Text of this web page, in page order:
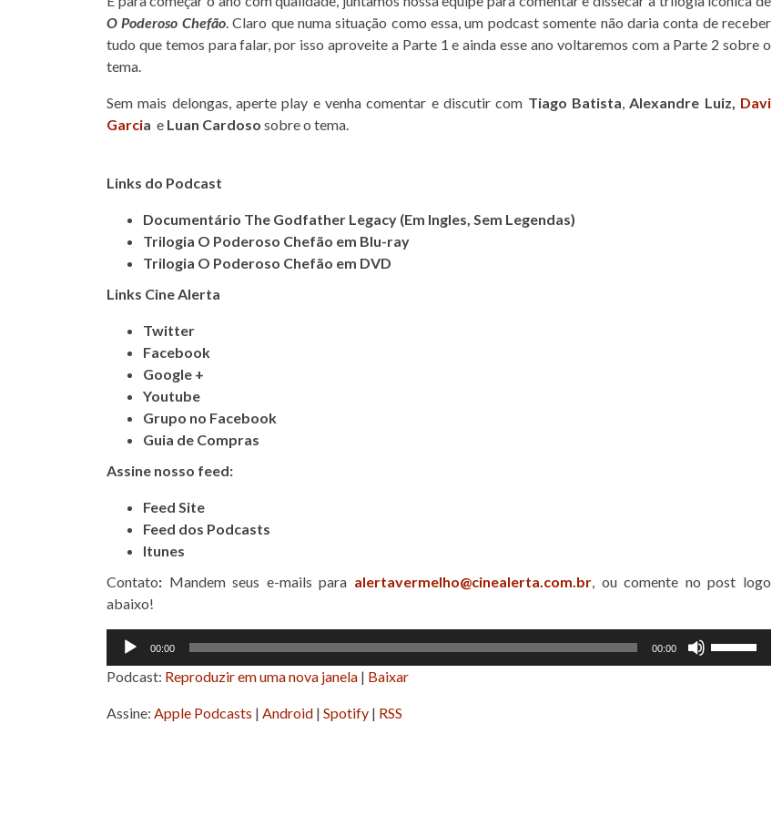
O Poderoso Chefão. Claro que numa situação como essa, um podcast somente não daria conta de receber
tudo que temos para falar, por isso aproveite a Parte 1 e ainda esse ano voltaremos com a Parte 2 sobre o
tema.
Sem mais delongas, aperte play e venha comentar e discutir com Tiago Batista,Alexandre Luiz, Davi
Garcia e Luan Cardoso sobre o tema.
Links do Podcast
Documentário The Godfather Legacy (Em Ingles, Sem Legendas)
Trilogia O Poderoso Chefão em Blu-ray
Trilogia O Poderoso Chefão em DVD
Links Cine Alerta
Twitter
Facebook
Google +
Youtube
Grupo no Facebook
Guia de Compras
Assine nosso feed:
Feed Site
Feed dos Podcasts
Itunes
Contato: Mandem seus e-mails para alertavermelho@cinealerta.com.br, ou comente no post logo
abaixo!
Tocador
áudio
00:00 00:00
Podcast: Reproduzir em uma nova janela | Baixar
Assine: Apple Podcasts | Android | Spotify | RSS